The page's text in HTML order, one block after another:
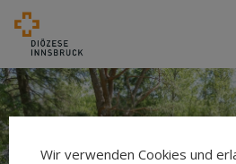
Wir verwenden Cookies und